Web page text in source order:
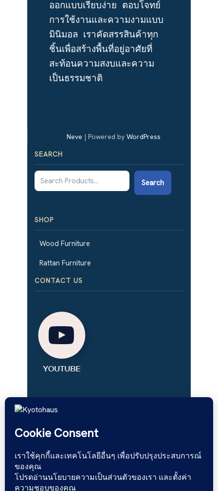
ออกแบบเรียบง่าย ตอบโจทย์
การใช้งานและความงามแบบ
มินิมอล เราคัดสรรสินค้าทุก
ชิ้นเพื่อสร้างพื้นที่อยู่อาศัยที่
สะท้อนความสงบและความ
เป็นธรรมชาติ
Neve | Powered by WordPress
SEARCH
Search
SHOP
Wood Furniture
Rattan Furniture
CONTACT US
เดิร์น ผลิตจากโรงงานที่มี
ประสบการณ์​กว่า 15 ปี จำหน่าย
อาหาร คอนโด บ้านพักที่อยู่อาศัย